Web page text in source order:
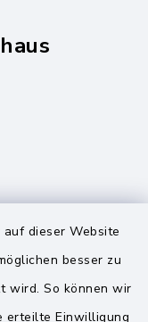
dieser Website
besser zu
wird. So können wir
erteilte Einwilligung